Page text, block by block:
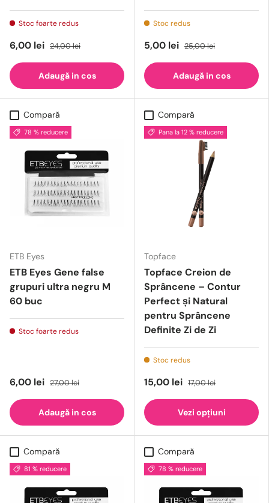
Stoc foarte redus
6,00 lei 24,00 lei
Adaugă in cos
Stoc redus
5,00 lei 25,00 lei
Adaugă in cos
Compară
78 % reducere
ETB Eyes
ETB Eyes Gene false
grupuri ultra negru M
60 buc
Stoc foarte redus
6,00 lei 27,00 lei
Adaugă in cos
Compară
Pana la 12 % reducere
Topface
Topface Creion de
Sprâncene – Contur
Perfect și Natural
pentru Sprâncene
Definite Zi de Zi
Stoc redus
15,00 lei 17,00 lei
Vezi opțiuni
Compară
81 % reducere
Compară
78 % reducere